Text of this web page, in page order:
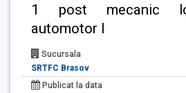
1 post mecanic
automotor I
Sucursala
SRTFC Brasov
Publicat la data